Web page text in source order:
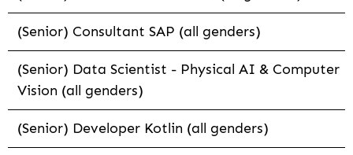
(Senior) Consultant SAP (all genders)
(Senior) Data Scientist - Physical AI & Computer
Vision (all genders)
(Senior) Developer Kotlin (all genders)